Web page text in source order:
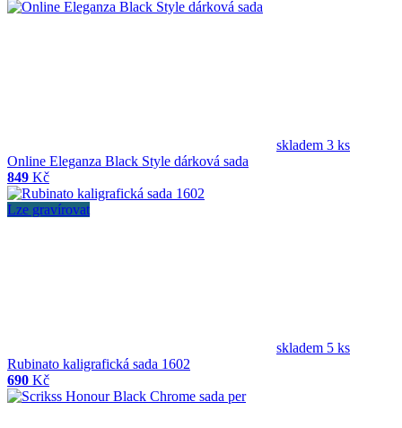
skladem 3 ks
Online Eleganza Black Style dárková sada
849 Kč
Lze gravírovat
skladem 5 ks
Rubinato kaligrafická sada 1602
690 Kč